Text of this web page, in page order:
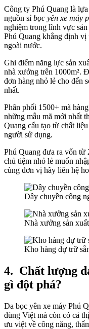
Công ty Phú Quang là
nguồn sỉ bọc yên xe máy
nghiệm trong lĩnh vực
Phú Quang khẳng định
ngoài nước.
Ghi điểm năng lực sản
nhà xưởng trên 1000m².
đơn hàng nhỏ lẻ cho đến
nhất.
Phân phối 1500+ mã
những mẫu mã mới nhất
Quang cấu tạo từ chất
người sử dụng.
Phú Quang đưa ra vốn từ
chủ tiệm nhỏ lẻ muốn
cùng đơn vị hãy liên hệ
Dây chuyền công
Nhà xưởng sản
Kho hàng dự trữ
4. Chất lượng
gì đột phá?
Da bọc yên xe máy Phú
dùng Việt mà còn có cả
ưu việt về công năng,